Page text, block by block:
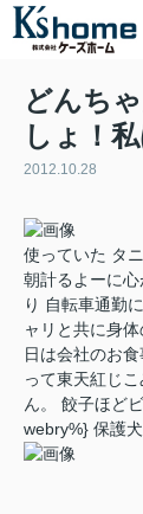
どんち
しょ！
2012.10.28
使っていた タ
朝計るよーに
り 自転車通勤
ャリと共に身
日は会社のお
って東天紅じ
ん。 餃子ほど
webry%} 保護